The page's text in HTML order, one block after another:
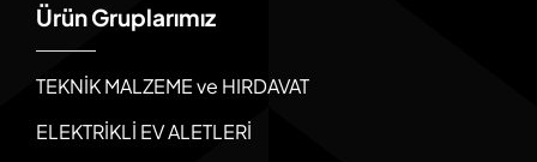
Ürün Gruplarımız
TEKNİK MALZEME ve HIRDAVAT
ELEKTRİKLİ EV ALETLERİ